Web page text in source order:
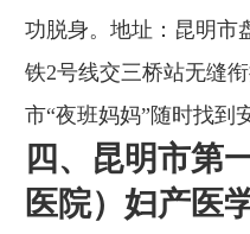
功脱身。地址：昆明市
铁2号线交三桥站无缝
市“夜班妈妈”随时找到
四、昆明市第
医院）妇产医